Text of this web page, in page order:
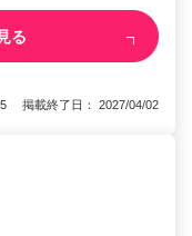
る
掲載終了日： 2027/04/02